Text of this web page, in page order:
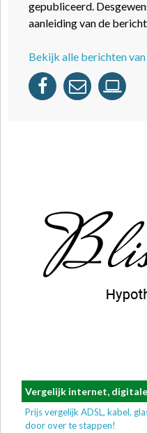
gepubliceerd.
aanleiding van de
Bekijk alle berichten
Vergelijk internet,
Prijs vergelijk ADSL, kabel,
door over te stappen!